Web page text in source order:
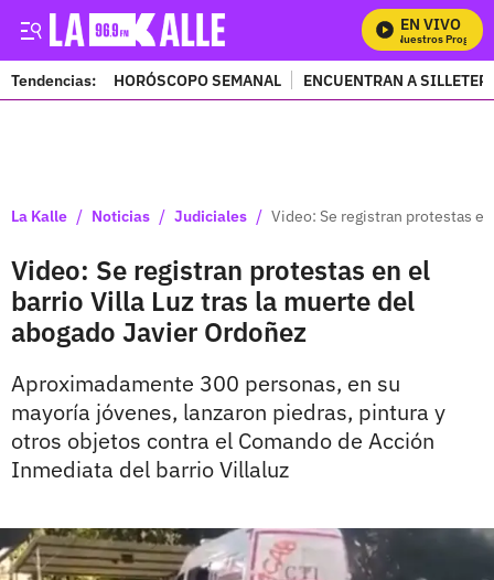
EN VIVO
Mira Todos Nuestros Programas
Tendencias: HORÓSCOPO SEMANAL ENCUENTRAN A
La Kalle / Noticias / Judiciales / Video: Se registran protestas
Video: Se registran protestas en el
barrio Villa Luz tras la muerte del
abogado Javier Ordoñez
Aproximadamente 300 personas, en su
mayoría jóvenes, lanzaron piedras, pintura y
otros objetos contra el Comando de Acción
Inmediata del barrio Villaluz